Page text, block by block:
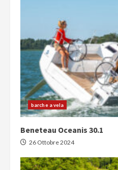
barche a vela
Beneteau Oceanis 30.1
26 Ottobre 2024